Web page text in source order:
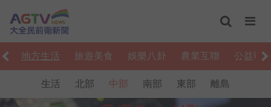
地方生活 旅遊美食 娛樂八卦 農業互聯 公益弱
生活 北部 中部 南部 東部 離島